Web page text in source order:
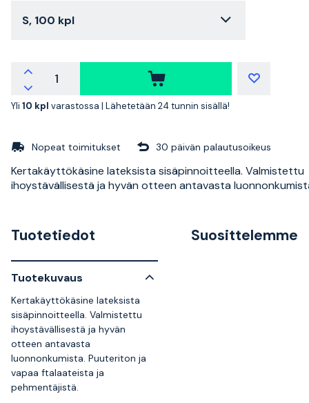
S, 100 kpl
Yli 10 kpl varastossa | Lähetetään 24 tunnin sisällä!
Nopeat toimitukset 30 päivän palautusoikeus
Kertakäyttökäsine lateksista sisäpinnoitteella. Valmistettu
ihoystävällisestä ja hyvän otteen antavasta
Tuotetiedot
Tuotekuvaus
Kertakäyttökäsine lateksista
sisäpinnoitteella. Valmistettu
ihoystävällisestä ja hyvän
otteen antavasta
luonnonkumista. Puuteriton ja
vapaa ftalaateista ja
pehmentäjistä.
Suosittelemme